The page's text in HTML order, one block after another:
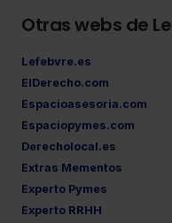
Otras webs de
Lefebvre.es
ElDerecho.com
Espacioasesoria.com
Espaciopymes.com
Derecholocal.es
Extras Mementos
Experto Pymes
Experto RRHH